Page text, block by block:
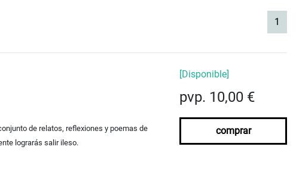
1
de relatos, reflexiones y poemas de
lograrás salir ileso.
[Disponible]
pvp. 10,00 €
comprar